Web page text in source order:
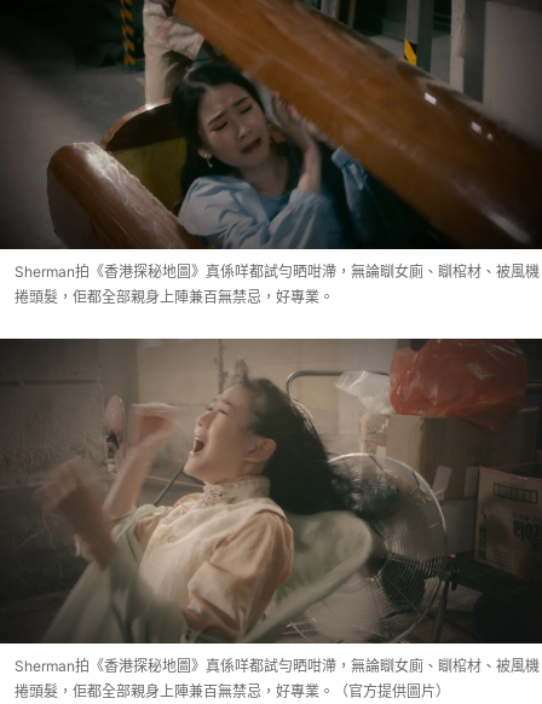
Sherman拍《香港探秘地圖》真係咩都試勻晒咁滯，無論瞓女廁、瞓棺材、被風機
捲頭髮，佢都全部親身上陣兼百無禁忌，好專業。
Sherman拍《香港探秘地圖》真係咩都試勻晒咁滯，無論瞓女廁、瞓棺材、被風機
捲頭髮，佢都全部親身上陣兼百無禁忌，好專業。（官方提供圖片）